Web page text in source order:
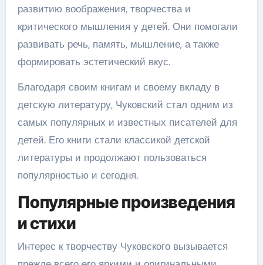
развитию воображения, творчества и
критического мышления у детей. Они помогали
развивать речь, память, мышление, а также
формировать эстетический вкус.
Благодаря своим книгам и своему вкладу в
детскую литературу, Чуковский стал одним из
самых популярных и известных писателей для
детей. Его книги стали классикой детской
литературы и продолжают пользоваться
популярностью и сегодня.
Популярные произведения
и стихи
Интерес к творчеству Чуковского вызывается